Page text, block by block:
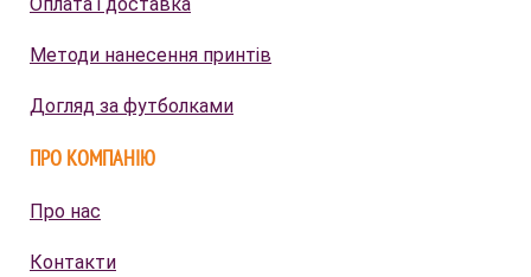
Методи нанесення принтів
Догляд за футболками
ПРО КОМПАНІЮ
Про нас
Контакти